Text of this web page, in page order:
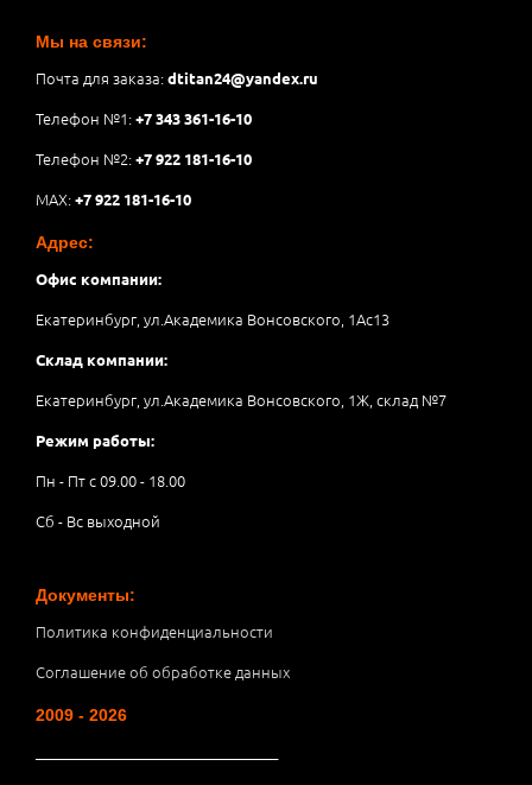
Мы на связи:
Почта для заказа:dtitan24@yandex.ru
Телефон №1:+7 343 361-16-10
Телефон №2:+7 922 181-16-10
MAX:+7 922 181-16-10
Адрес:
Офис компании:
Екатеринбург, ул.Академика Вонсовского, 1Аc13
Склад компании:
Екатеринбург, ул.Академика Вонсовского, 1Ж, склад №7
Режим работы:
Пн - Пт с 09.00 - 18.00
Сб - Вс выходной
Документы:
Политика конфиденциальности
Соглашение об обработке данных
2009 - 2026